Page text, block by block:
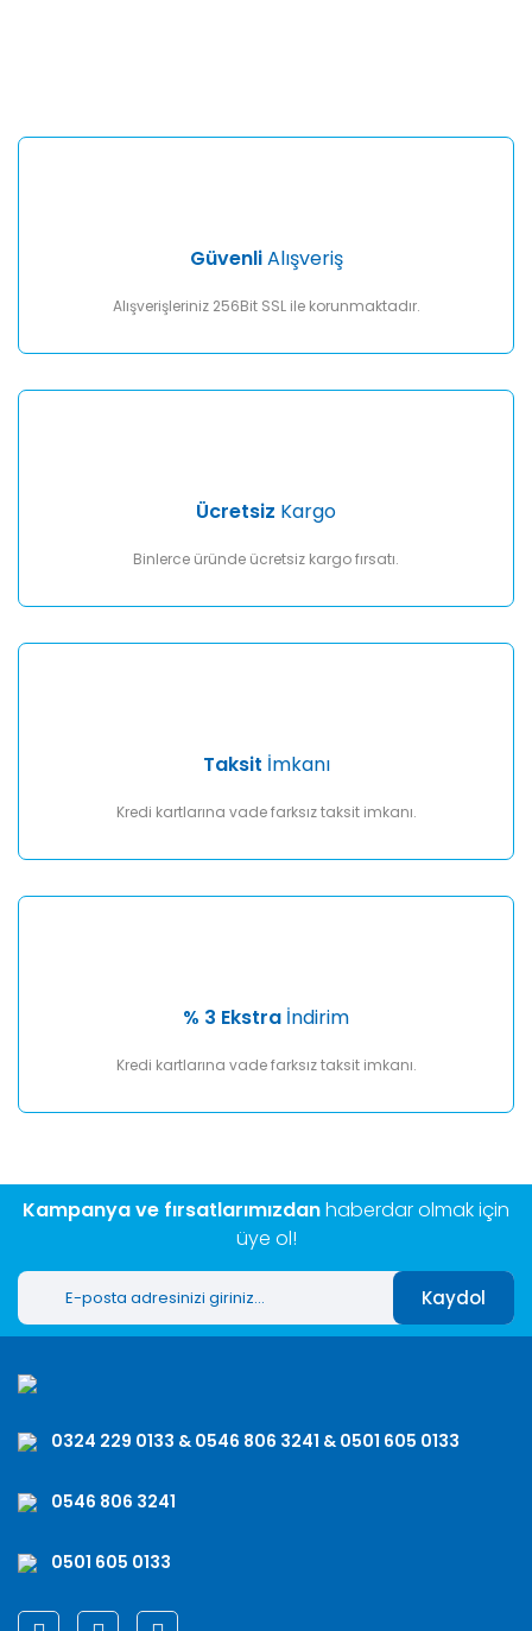
Yorum Yaz
Ürün fiyatı diğer sitelerden daha pahalı.
GüvenliAlışveriş
Alışverişleriniz 256Bit SSL ile korunmaktadır.
Ücretsiz Kargo
Binlerce üründe ücretsiz kargo fırsatı.
Taksit İmkanı
Kredi kartlarına vade farksız taksit imkanı.
% 3 Ekstra İndirim
Kredi kartlarına vade farksız taksit imkanı.
Kampanya ve fırsatlarımızdanhaberdar olmak için
üye ol!
Kaydol
0324 229 0133 & 0546 806 3241 & 0501 605 0133
0546 806 3241
0501 605 0133